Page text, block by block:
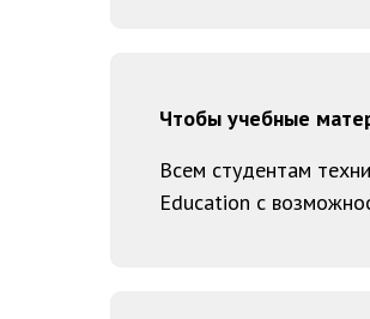
Чтобы учебные
Всем студентам
Education с